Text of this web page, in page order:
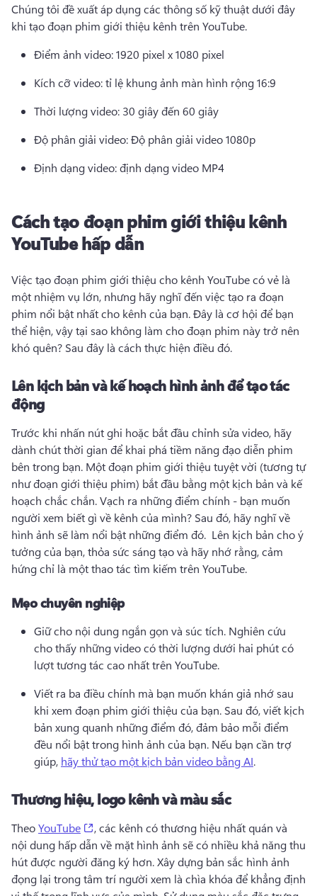
Chúng tôi đề xuất áp dụng các thông số kỹ thuật dưới đây
khi tạo đoạn phim giới thiệu kênh trên YouTube.
Điểm ảnh video: 1920 pixel x 1080 pixel
Kích cỡ video: tỉ lệ khung ảnh màn hình rộng 16:9
Thời lượng video: 30 giây đến 60 giây
Độ phân giải video: Độ phân giải video 1080p
Định dạng video: định dạng video MP4
Cách tạo đoạn phim giới thiệu kênh
YouTube hấp dẫn
Việc tạo đoạn phim giới thiệu cho kênh YouTube có vẻ là
một nhiệm vụ lớn, nhưng hãy nghĩ đến việc tạo ra đoạn
phim nổi bật nhất cho kênh của bạn. Đây là cơ hội để bạn
thể hiện, vậy tại sao không làm cho đoạn phim này trở nên
khó quên? Sau đây là cách thực hiện điều đó.
Lên kịch bản và kế hoạch hình ảnh để tạo tác
động
Trước khi nhấn nút ghi hoặc bắt đầu chỉnh sửa video, hãy
dành chút thời gian để khai phá tiềm năng đạo diễn phim
bên trong bạn. Một đoạn phim giới thiệu tuyệt vời (tương tự
như đoạn giới thiệu phim) bắt đầu bằng một kịch bản và kế
hoạch chắc chắn. Vạch ra những điểm chính - bạn muốn
người xem biết gì về kênh của mình? Sau đó, hãy nghĩ về
hình ảnh sẽ làm nổi bật những điểm đó. Lên kịch bản cho ý
tưởng của bạn, thỏa sức sáng tạo và hãy nhớ rằng, cảm
hứng chỉ là một thao tác tìm kiếm trên YouTube.
Mẹo chuyên nghiệp
Giữ cho nội dung ngắn gọn và súc tích. Nghiên cứu
cho thấy những video có thời lượng dưới hai phút có
lượt tương tác cao nhất trên YouTube.
Viết ra ba điều chính mà bạn muốn khán giả nhớ sau
khi xem đoạn phim giới thiệu của bạn. Sau đó, viết kịch
bản xung quanh những điểm đó, đảm bảo mỗi điểm
đều nổi bật trong hình ảnh của bạn. Nếu bạn cần trợ
giúp, hãy thử tạo một kịch bản video bằng AI.
Thương hiệu, logo kênh và màu sắc
Theo YouTube (opens in a new tab)
, các kênh có thương hiệu nhất quán và
nội dung hấp dẫn về mặt hình ảnh sẽ có nhiều khả năng thu
hút được người đăng ký hơn. Xây dựng bản sắc hình ảnh
đọng lại trong tâm trí người xem là chìa khóa để khẳng định